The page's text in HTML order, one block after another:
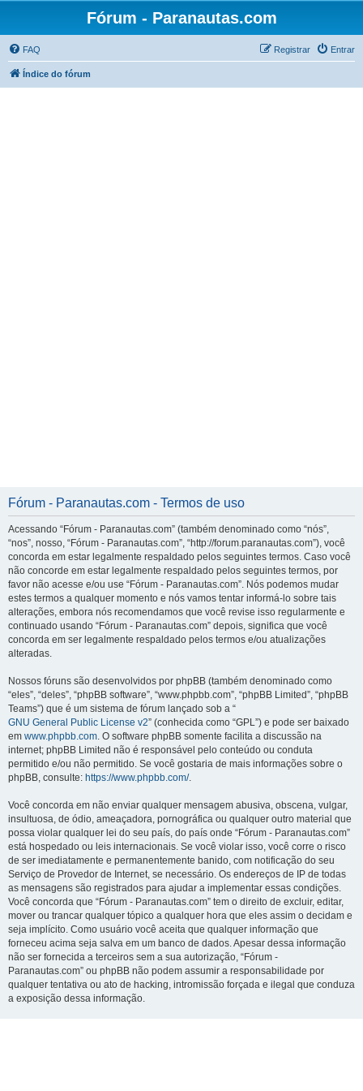
Fórum - Paranautas.com
FAQ Entrar
Registrar
Índice do fórum
Fórum - Paranautas.com - Termos de uso
Acessando “Fórum - Paranautas.com” (também denominado como “nós”,
“nos”, nosso, “Fórum - Paranautas.com”, “http://forum.paranautas.com”), você
concorda em estar legalmente respaldado pelos seguintes termos. Caso você
não concorde em estar legalmente respaldado pelos seguintes termos, por
favor não acesse e/ou use “Fórum - Paranautas.com”. Nós podemos mudar
estes termos a qualquer momento e nós vamos tentar informá-lo sobre tais
alterações, embora nós recomendamos que você revise isso regularmente e
continuado usando “Fórum - Paranautas.com” depois, significa que você
concorda em ser legalmente respaldado pelos termos e/ou atualizações
alteradas.
Nossos fóruns são desenvolvidos por phpBB (também denominado como
“eles”, “deles”, “phpBB software”, “www.phpbb.com”, “phpBB Limited”, “phpBB
Teams”) que é um sistema de fórum lançado sob a “
GNU General Public License v2” (conhecida como “GPL”) e pode ser baixado
em www.phpbb.com. O software phpBB somente facilita a discussão na
internet; phpBB Limited não é responsável pelo conteúdo ou conduta
permitido e/ou não permitido. Se você gostaria de mais informações sobre o
phpBB, consulte: https://www.phpbb.com/.
Você concorda em não enviar qualquer mensagem abusiva, obscena, vulgar,
insultuosa, de ódio, ameaçadora, pornográfica ou qualquer outro material que
possa violar qualquer lei do seu país, do país onde “Fórum - Paranautas.com”
está hospedado ou leis internacionais. Se você violar isso, você corre o risco
de ser imediatamente e permanentemente banido, com notificação do seu
Serviço de Provedor de Internet, se necessário. Os endereços de IP de todas
as mensagens são registrados para ajudar a implementar essas condições.
Você concorda que “Fórum - Paranautas.com” tem o direito de excluir, editar,
mover ou trancar qualquer tópico a qualquer hora que eles assim o decidam e
seja implícito. Como usuário você aceita que qualquer informação que
forneceu acima seja salva em um banco de dados. Apesar dessa informação
não ser fornecida a terceiros sem a sua autorização, “Fórum -
Paranautas.com” ou phpBB não podem assumir a responsabilidade por
qualquer tentativa ou ato de hacking, intromissão forçada e ilegal que conduza
a exposição dessa informação.